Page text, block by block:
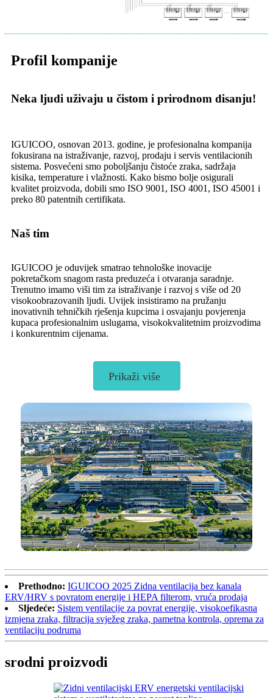
Profil kompanije
Neka ljudi uživaju u čistom i prirodnom disanju!
IGUICOO, osnovan 2013. godine, je profesionalna kompanija
fokusirana na istraživanje, razvoj, prodaju i servis ventilacionih
sistema. Posvećeni smo poboljšanju čistoće zraka, sadržaja
kisika, temperature i vlažnosti. Kako bismo bolje osigurali
kvalitet proizvoda, dobili smo ISO 9001, ISO 4001, ISO 45001 i
preko 80 patentnih certifikata.
Naš tim
IGUICOO je oduvijek smatrao tehnološke inovacije
pokretačkom snagom rasta preduzeća i otvaranja saradnje.
Trenutno imamo viši tim za istraživanje i razvoj s više od 20
visokoobrazovanih ljudi. Uvijek insistiramo na pružanju
inovativnih tehničkih rješenja kupcima i osvajanju povjerenja
kupaca profesionalnim uslugama, visokokvalitetnim proizvodima
i konkurentnim cijenama.
Prikaži više
Prethodno: IGUICOO 2025 Zidna ventilacija bez kanala
ERV/HRV s povratom energije i HEPA filterom, vruća prodaja
Sljedeće: Sistem ventilacije za povrat energije, visokoefikasna
izmjena zraka, filtracija svježeg zraka, pametna kontrola, oprema za
ventilaciju podruma
srodni proizvodi